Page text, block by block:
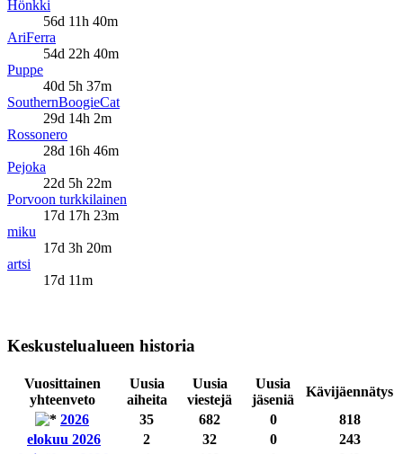
Hönkki
56d 11h 40m
AriFerra
54d 22h 40m
Puppe
40d 5h 37m
SouthernBoogieCat
29d 14h 2m
Rossonero
28d 16h 46m
Pejoka
22d 5h 22m
Porvoon turkkilainen
17d 17h 23m
miku
17d 3h 20m
artsi
17d 11m
Keskustelualueen historia
Vuosittainen
yhteenveto
Uusia
aiheita
Uusia
viestejä
Uusia
jäseniä
Kävijäennätys
2026
35 682 0
818
elokuu 2026
2 32 0
243